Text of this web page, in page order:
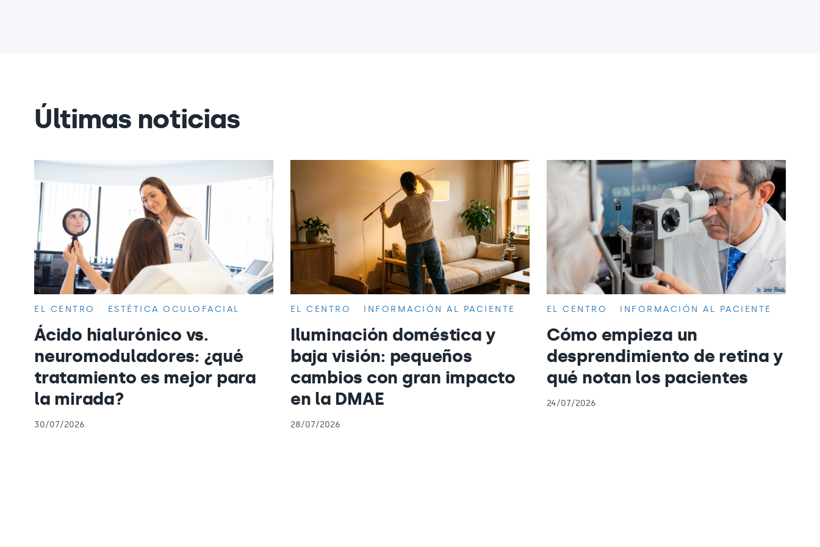
Últimas noticias
EL CENTRO ESTÉTICA OCULOFACIAL
Ácido hialurónico vs.
neuromoduladores: ¿qué
tratamiento es mejor para
la mirada?
30/07/2026
EL CENTRO INFORMACIÓN AL PACIENTE
Iluminación doméstica y
baja visión: pequeños
cambios con gran impacto
en la DMAE
28/07/2026
EL CENTRO INFORMACIÓN AL PACIENTE
Cómo empieza un
desprendimiento de retina y
qué notan los pacientes
24/07/2026